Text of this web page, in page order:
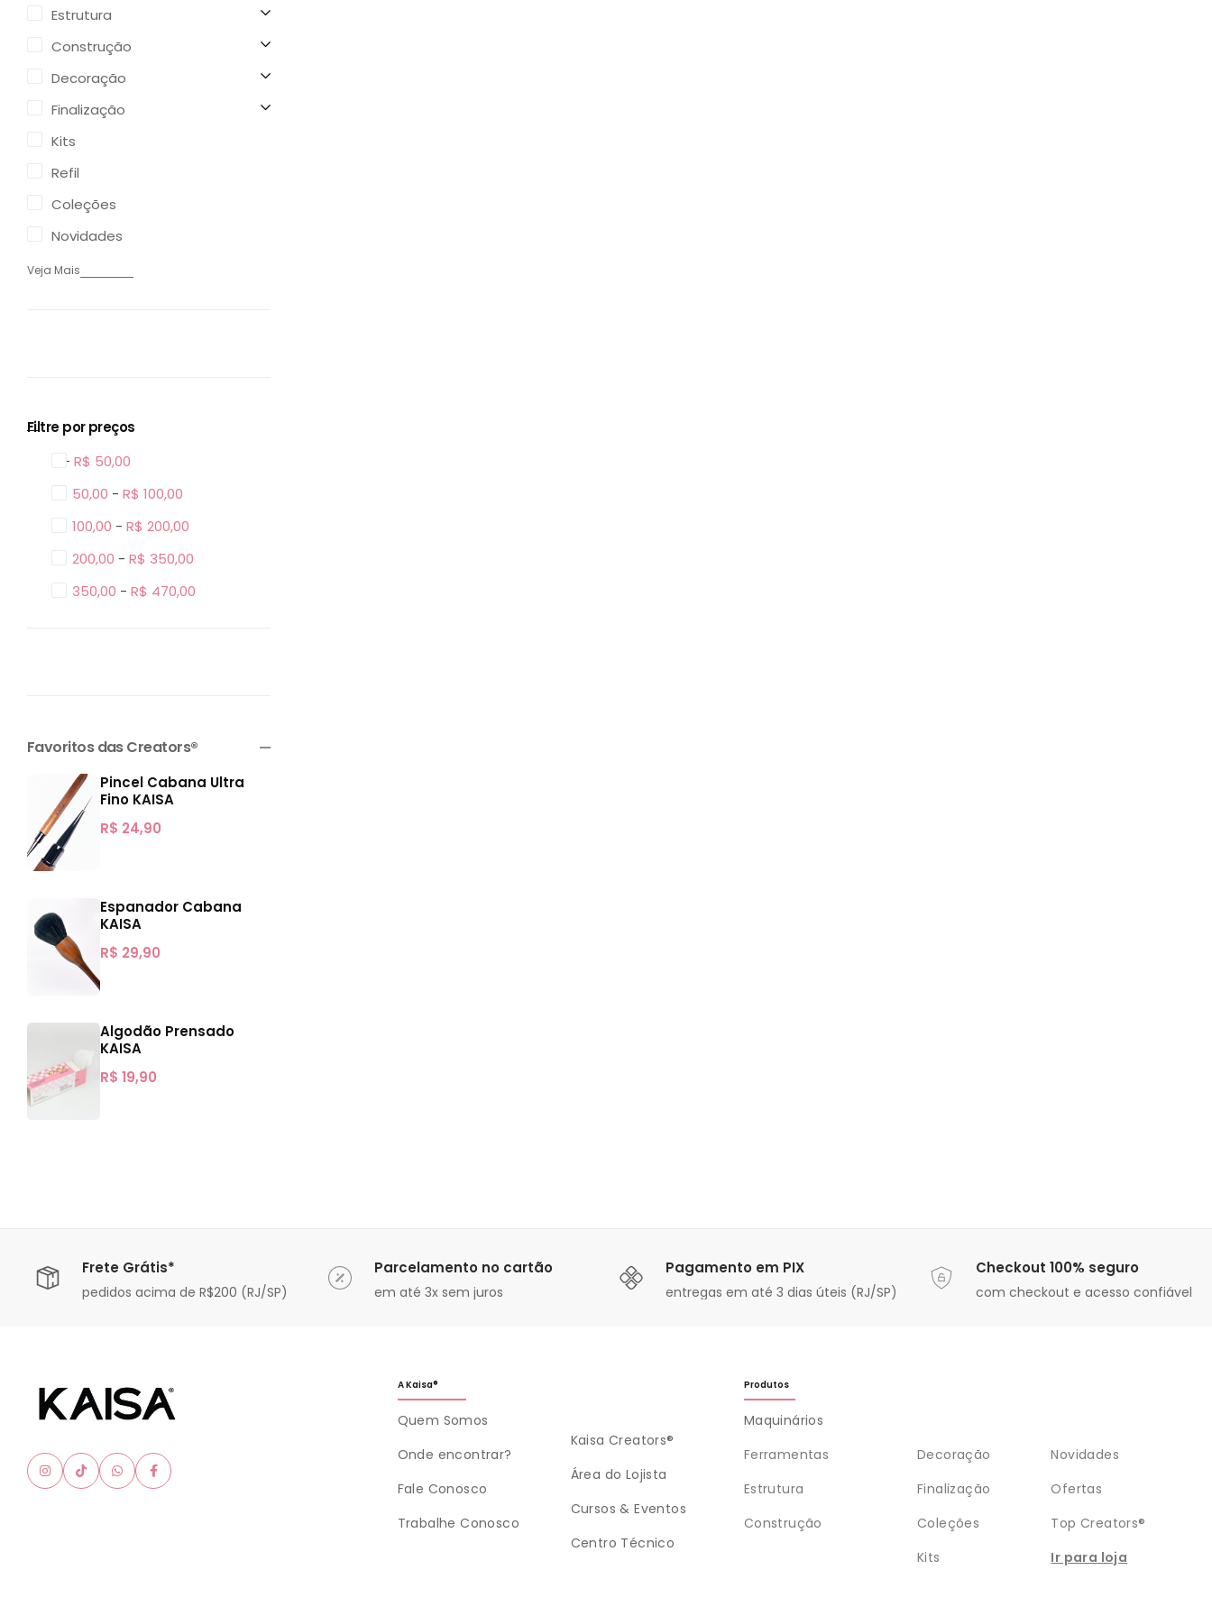
Estrutura
Construção
Decoração
Finalização
Kits
Refil
Coleções
Novidades
Veja Mais
Filtre por preços
0 - R$ 50,00
50,00 - R$ 100,00
100,00 - R$ 200,00
200,00 - R$ 350,00
350,00 - R$ 470,00
Favoritos das Creators®
Pincel Cabana Ultra
Fino KAISA
R$ 24,90
Espanador Cabana
KAISA
R$ 29,90
Algodão Prensado
KAISA
R$ 19,90
Frete Grátis*
pedidos acima de R$200 (RJ/SP)
Parcelamento no cartão
em até 3x sem juros
Pagamento em PIX
entregas em até 3 dias úteis (RJ/SP)
Checkout 100% seguro
com checkout e acesso confiável
A Kaisa®
Quem Somos
Onde encontrar?
Fale Conosco
Trabalhe Conosco
Kaisa Creators®
Área do Lojista
Cursos & Eventos
Centro Técnico
Produtos
Maquinários
Ferramentas
Estrutura
Construção
Decoração
Finalização
Coleções
Kits
Novidades
Ofertas
Top Creators®
Ir para loja